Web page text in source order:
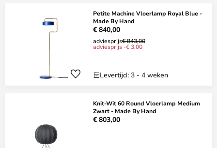
Petite Machine Vloerlamp Royal Blue -
Made By Hand
€ 840,00
adviesprijs€ 843,00
adviesprijs -€ 3,00
Levertijd: 3 - 4 weken
Knit-Wit 60 Round Vloerlamp Medium
Zwart - Made By Hand
€ 803,00